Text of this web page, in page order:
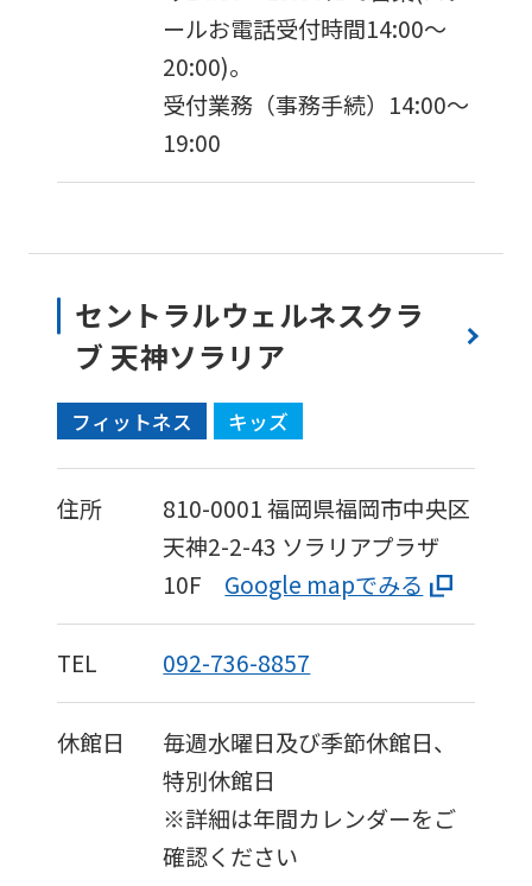
ールお電話受付時間14:00〜
20:00)。
受付業務（事務手続）14:00〜
19:00
セントラルウェルネスクラ
ブ 天神ソラリア
フィットネス キッズ
住所 810-0001福岡県福岡市中央区
天神2-2-43 ソラリアプラザ
10F
Google mapでみる
TEL 092-736-8857
休館日
毎週水曜日及び季節休館日、
特別休館日
※詳細は年間カレンダーをご
確認ください